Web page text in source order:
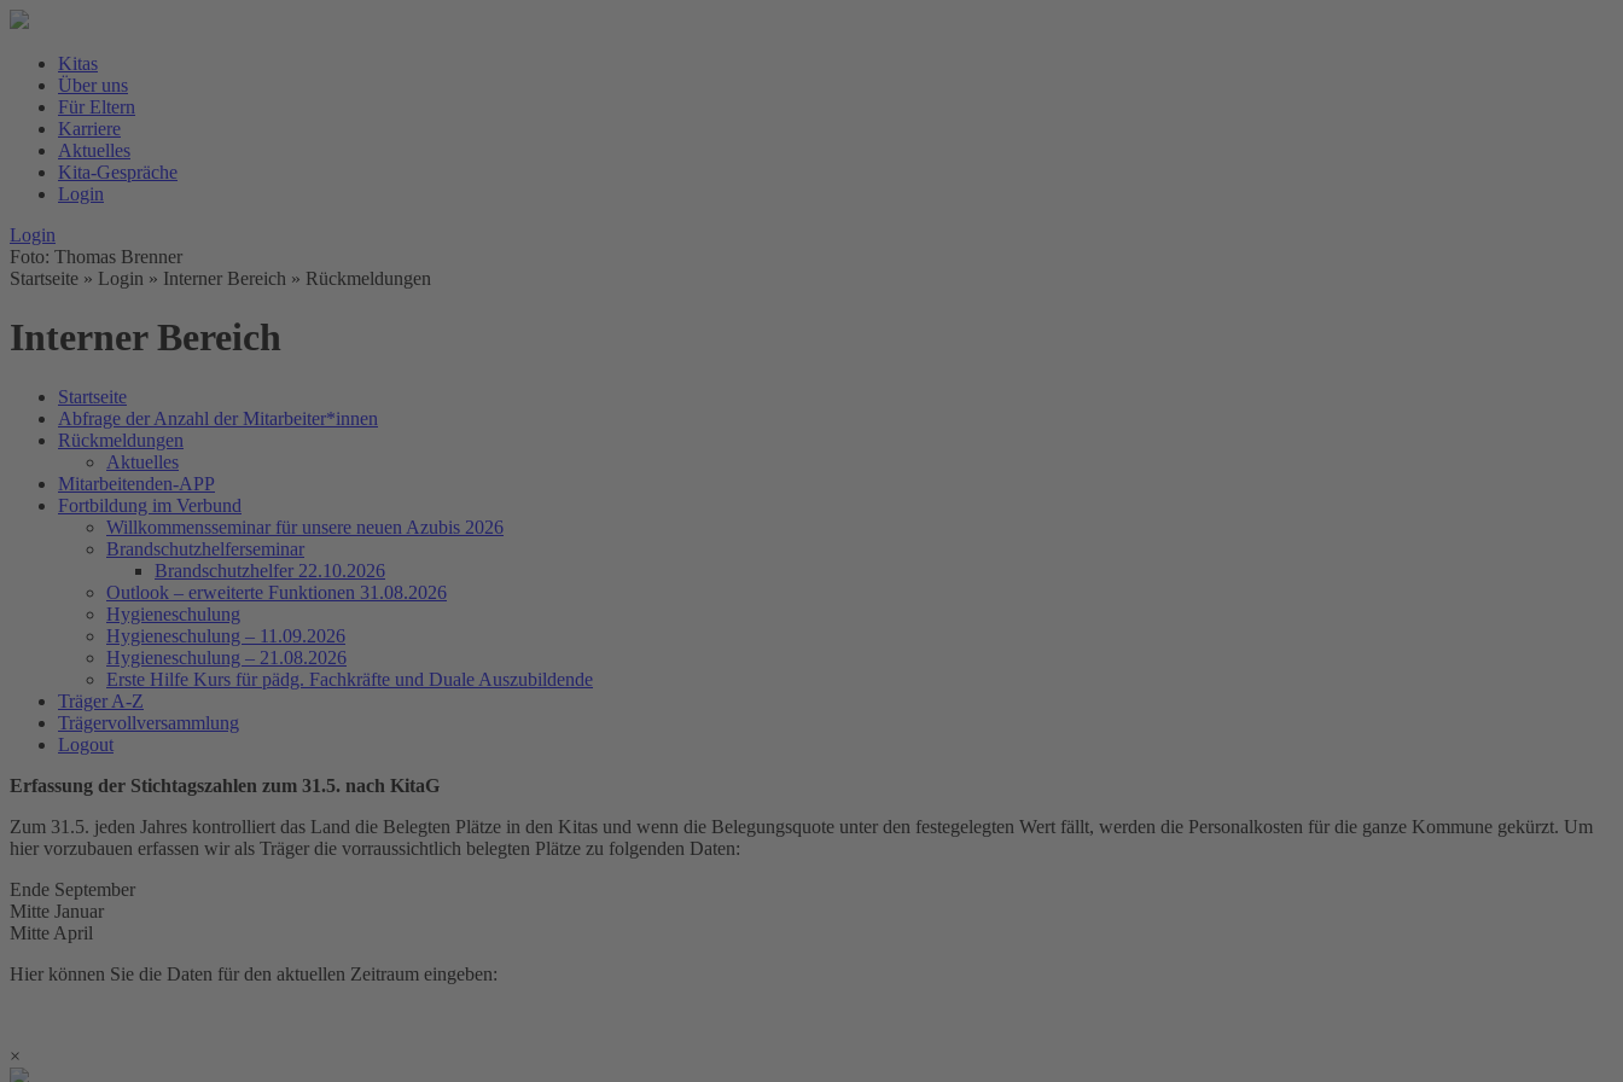
Kitas
Über uns
Für Eltern
Karriere
Aktuelles
Kita-Gespräche
Login
Login
Foto: Thomas Brenner
Startseite » Login » Interner Bereich » Rückmeldungen
Interner Bereich
Startseite
Abfrage der Anzahl der Mitarbeiter*innen
Rückmeldungen
Aktuelles
Mitarbeitenden-APP
Fortbildung im Verbund
Willkommensseminar für unsere neuen Azubis 2026
Brandschutzhelferseminar
Brandschutzhelfer 22.10.2026
Outlook – erweiterte Funktionen 31.08.2026
Hygieneschulung
Hygieneschulung – 11.09.2026
Hygieneschulung – 21.08.2026
Erste Hilfe Kurs für pädg. Fachkräfte und Duale Auszubildende
Träger A-Z
Trägervollversammlung
Logout
Erfassung der Stichtagszahlen zum 31.5. nach KitaG
Zum 31.5. jeden Jahres kontrolliert das Land die Belegten Plätze in den Kitas und wenn die Belegungsquote unter den festegelegten Wert fällt, werden die Personalkosten für die ganze Kommune gekürzt. Um
hier vorzubauen erfassen wir als Träger die vorraussichtlich belegten Plätze zu folgenden Daten:
Ende September
Mitte Januar
Mitte April
Hier können Sie die Daten für den aktuellen Zeitraum eingeben:
×